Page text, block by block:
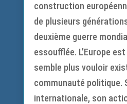
construction
de plusieurs
deuxième guerre
essoufflée. L’Europe
semble plus vouloir
communauté politique.
internationale, son